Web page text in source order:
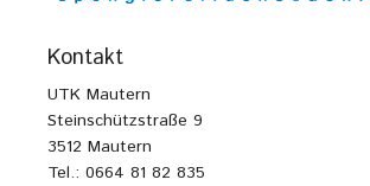
Kontakt
UTK Mautern
Steinschützstraße 9
3512 Mautern
Tel.: 0664 81 82 835